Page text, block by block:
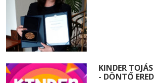
KINDER
- DÖNTŐ